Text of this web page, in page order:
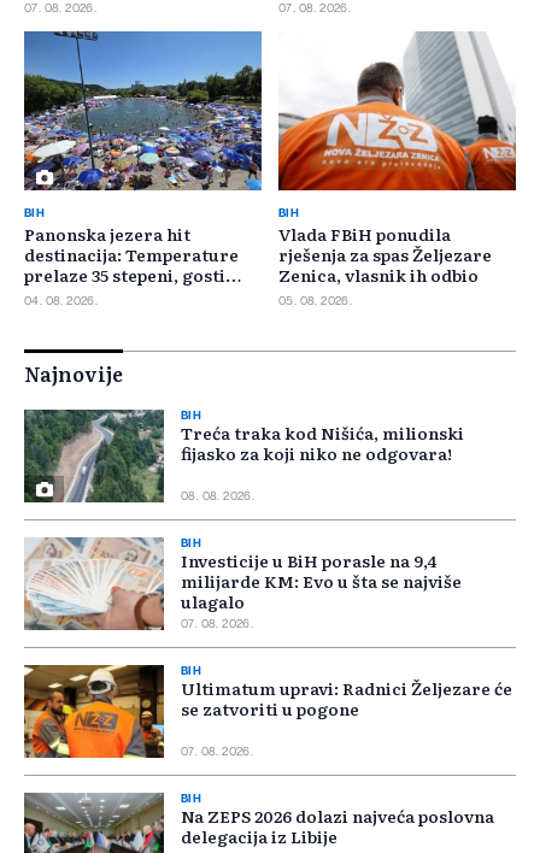
07. 08. 2026. 07. 08. 2026.
BIH
Panonska jezera hit
destinacija: Temperature
prelaze 35 stepeni, gosti
pristižu iz cijele regije
04. 08. 2026.
BIH
Vlada FBiH ponudila
rješenja za spas Željezare
Zenica, vlasnik ih odbio
05. 08. 2026.
Najnovije
BIH
Treća traka kod Nišića, milionski
fijasko za koji niko ne odgovara!
08. 08. 2026.
BIH
Investicije u BiH porasle na 9,4
milijarde KM: Evo u šta se najviše
ulagalo
07. 08. 2026.
BIH
Ultimatum upravi: Radnici Željezare će
se zatvoriti u pogone
07. 08. 2026.
BIH
Na ZEPS 2026 dolazi najveća poslovna
delegacija iz Libije